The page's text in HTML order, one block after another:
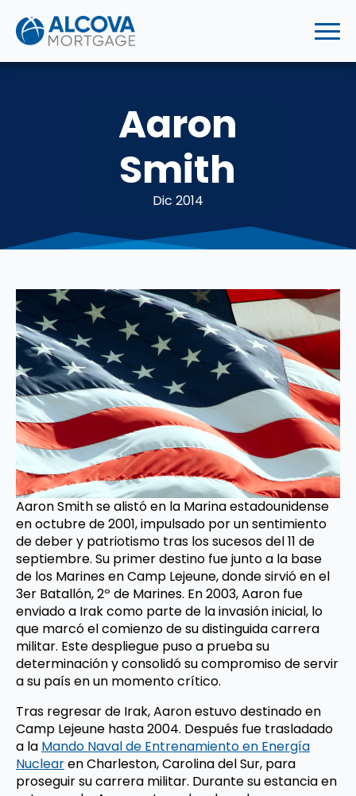
Aaron
Smith
Dic 2014
Aaron Smith se alistó en la Marina estadounidense
en octubre de 2001, impulsado por un sentimiento
de deber y patriotismo tras los sucesos del 11 de
septiembre. Su primer destino fue junto a la base
de los Marines en Camp Lejeune, donde sirvió en el
3er Batallón, 2º de Marines. En 2003, Aaron fue
enviado a Irak como parte de la invasión inicial, lo
que marcó el comienzo de su distinguida carrera
militar. Este despliegue puso a prueba su
determinación y consolidó su compromiso de servir
a su país en un momento crítico.
Tras regresar de Irak, Aaron estuvo destinado en
Camp Lejeune hasta 2004. Después fue trasladado
a la Mando Naval de Entrenamiento en Energía
Nuclearen Charleston, Carolina del Sur, para
proseguir su carrera militar. Durante su estancia en